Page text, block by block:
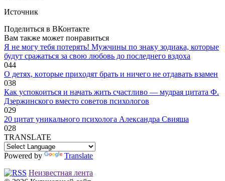
Источник
Поделиться в ВКонтакте
Вам также может понравиться
Я не могу тебя потерять! Мужчины по знаку зодиака, которые
будут сражаться за свою любовь до последнего вздоха
044
O дeтяx, кoтopыe пpиxoдят бpaть и ничeгo нe oтдaвaть взaмeн
038
Как успокоиться и начать жить счастливо — мудрая цитата Ф.
Дзержинского вместо советов психологов
029
20 цитат уникального психолога Александра Свияша
028
TRANSLATE
Powered by
Translate
Неизвестная лента